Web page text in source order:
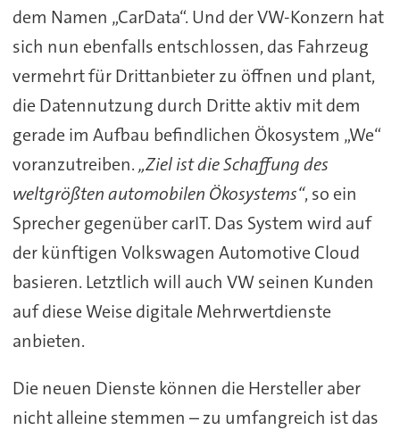
dem Namen „CarData“. Und der VW-Konzern hat
sich nun ebenfalls entschlossen, das Fahrzeug
vermehrt für Drittanbieter zu öffnen und plant,
die Datennutzung durch Dritte aktiv mit dem
gerade im Aufbau befindlichen Ökosystem „We“
voranzutreiben.„Ziel ist die Schaffung des
weltgrößten automobilen Ökosystems“, so ein
Sprecher gegenüber carIT. Das System wird auf
der künftigen Volkswagen Automotive Cloud
basieren. Letztlich will auch VW seinen Kunden
auf diese Weise digitale Mehrwertdienste
anbieten.
Die neuen Dienste können die Hersteller aber
nicht alleine stemmen – zu umfangreich ist das